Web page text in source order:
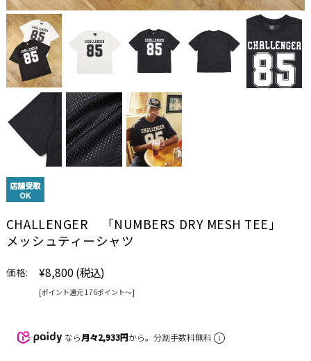
店舗受取
OK
CHALLENGER 「NUMBERS DRY MESH TEE」
メッシュティーシャツ
価格: ¥8,800 (税込)
[ポイント還元 176ポイント〜]
なら月々2,933円から。分割手数料無料